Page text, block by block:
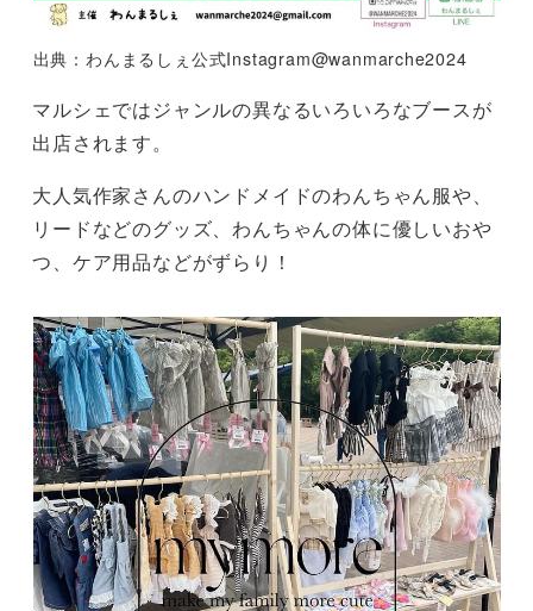
出典：わんまるしぇ公式Instagram@wanmarche2024
マルシェではジャンルの異なるいろいろなブースが
出店されます。
大人気作家さんのハンドメイドのわんちゃん服や、
リードなどのグッズ、わんちゃんの体に優しいおや
つ、ケア用品などがずらり！